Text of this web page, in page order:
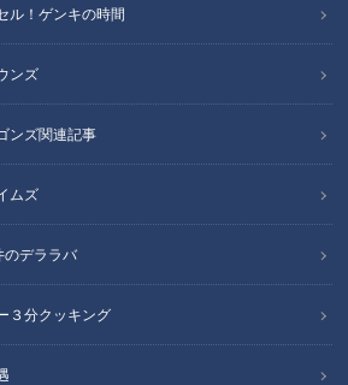
ル！ゲンキの時間
ンズ
ンズ関連記事
ムズ
デララバ
３分クッキング
ピー3分クッキング』